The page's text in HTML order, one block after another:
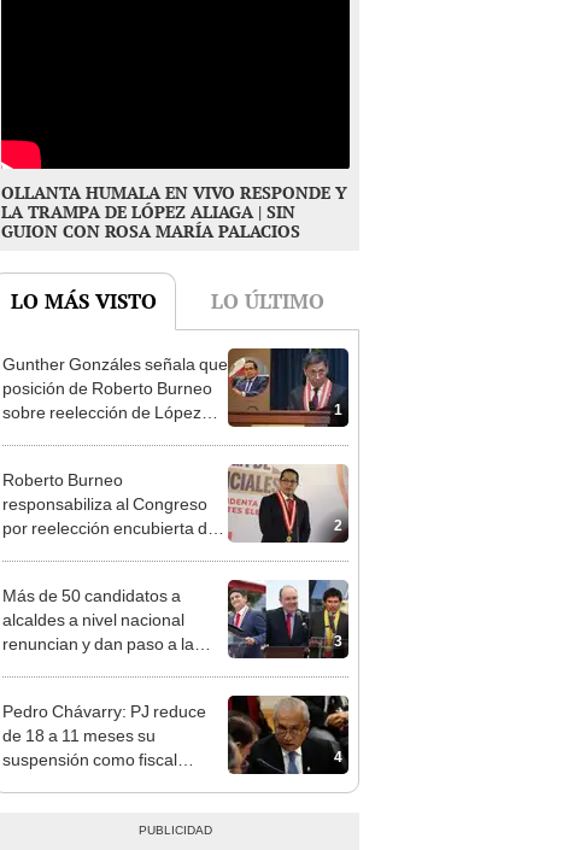
OLLANTA HUMALA EN VIVO RESPONDE Y
LA TRAMPA DE LÓPEZ ALIAGA | SIN
GUION CON ROSA MARÍA PALACIOS
LO MÁS VISTO LO ÚLTIMO
1
Gunther Gonzáles señala que
posición de Roberto Burneo
sobre reelección de López
2
Roberto Burneo
responsabiliza al Congreso
por reelección encubierta de
3
Más de 50 candidatos a
alcaldes a nivel nacional
renuncian y dan paso a la
4
Pedro Chávarry: PJ reduce
de 18 a 11 meses su
suspensión como fiscal